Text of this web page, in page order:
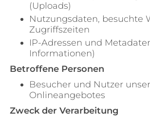
(Uploads)
Nutzungsdaten, besuchte
Zugriffszeiten
IP-Adressen und
Informationen)
Betroffene Personen
Besucher und Nutzer
Onlineangebotes
Zweck der Verarbeitung